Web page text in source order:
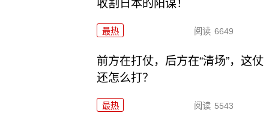
收割日本的阳谋！
最热 阅读 6649
前方在打仗，后方在“清场”，这仗
还怎么打？
最热 阅读 5543